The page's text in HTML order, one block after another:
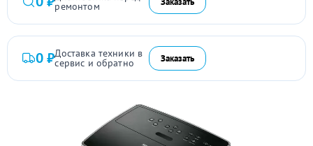
ремонтом
0 ₽Доставка техники в
сервис и обратно Заказать